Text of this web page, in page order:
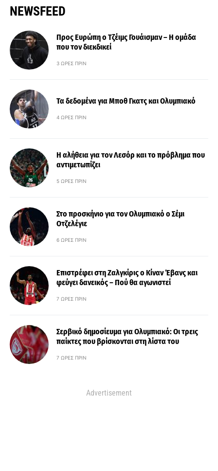
NEWSFEED
Προς Ευρώπη ο Τζέιμς Γουάισμαν – Η ομάδα
που τον διεκδικεί
3 ΏΡΕΣ ΠΡΙΝ
Τα δεδομένα για Μποθ Γκατς και Ολυμπιακό
4 ΏΡΕΣ ΠΡΙΝ
Η αλήθεια για τον Λεσόρ και το πρόβλημα που
αντιμετωπίζει
5 ΏΡΕΣ ΠΡΙΝ
Στο προσκήνιο για τον Ολυμπιακό ο Σέμι
Οτζελέγιε
6 ΏΡΕΣ ΠΡΙΝ
Επιστρέφει στη Ζαλγκίρις ο Κίναν Έβανς και
φεύγει δανεικός – Πού θα αγωνιστεί
7 ΏΡΕΣ ΠΡΙΝ
Σερβικό δημοσίευμα για Ολυμπιακό: Οι τρεις
παίκτες που βρίσκονται στη λίστα του
7 ΏΡΕΣ ΠΡΙΝ
Advertisement